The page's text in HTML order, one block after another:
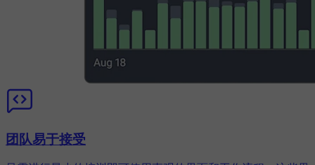
团队易于接受